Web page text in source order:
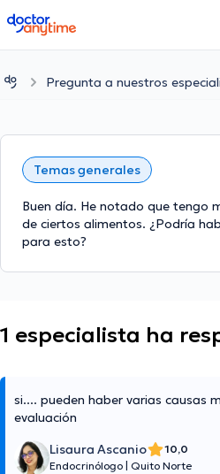
doctoranytime
Pregunta a nuestros
Temas generales
Buen día. He notado que tengo
de ciertos alimentos. ¿Podría
para esto?
1 especialista ha
si.... pueden haber varias causas
evaluación
Lisaura Ascanio
10,0
Endocrinólogo Quito Norte